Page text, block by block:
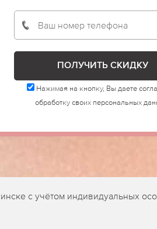
Нажимая на кнопку, Вы даете
обработку своих персональных
с учётом индивидуальных